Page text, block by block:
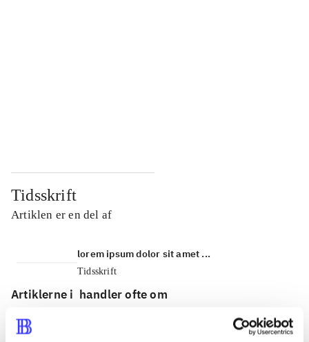
Tidsskrift
Artiklen er en del af
lorem ipsum dolor sit amet ...
Tidsskrift
Artiklerne i handler ofte om